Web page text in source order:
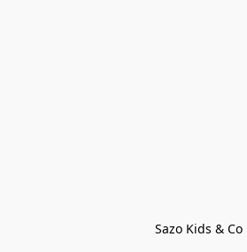
Sazo Kids & Co